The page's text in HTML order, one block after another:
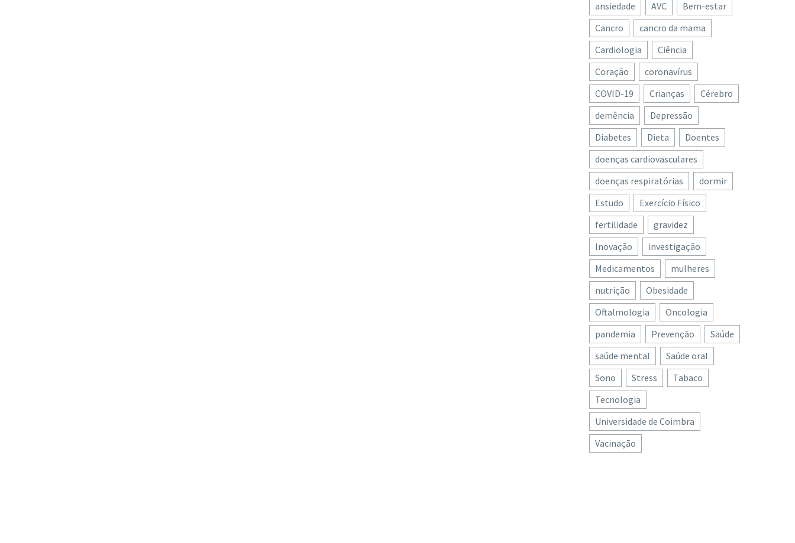
ansiedade
AVC
Bem-estar
Cancro
cancro da mama
Cardiologia
Ciência
Coração
coronavírus
COVID-19
Crianças
Cérebro
demência
Depressão
Diabetes
Dieta
Doentes
doenças cardiovasculares
doenças respiratórias
dormir
Estudo
Exercício Físico
fertilidade
gravidez
Inovação
investigação
Medicamentos
mulheres
nutrição
Obesidade
Oftalmologia
Oncologia
pandemia
Prevenção
Saúde
saúde mental
Saúde oral
Sono
Stress
Tabaco
Tecnologia
Universidade de Coimbra
Vacinação